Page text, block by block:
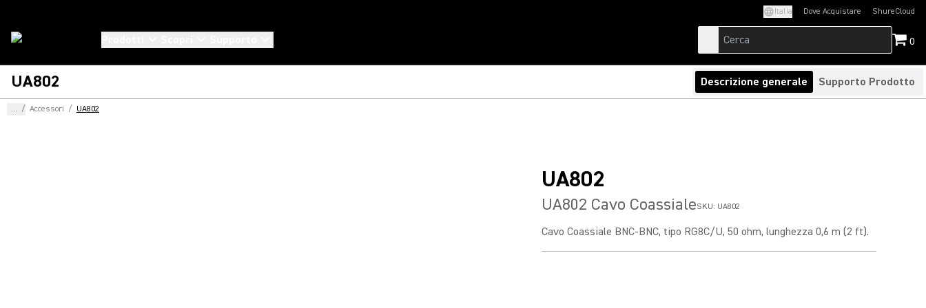
Italia Dove Acquistare ShureCloud
(Opens in a new
0
UA802 Descrizione generale Supporto Prodotto
... / Accessori / UA802
UA802
UA802 Cavo CoassialeSKU: UA802
Cavo Coassiale BNC-BNC, tipo RG8C/U, 50 ohm, lunghezza 0,6 m (2 ft).